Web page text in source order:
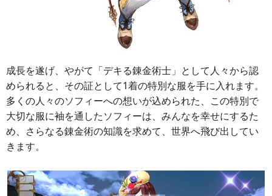
成長を遂げ、やがて「デキる錬金術士」として人々から認
められると、その証として1着の特別な服を手に入れます。
多くの人々のソフィーへの想いが込められた、この特別で
大切な服に袖を通したソフィーは、みんなを幸せにするた
め、さらなる錬金術の知識を求めて、世界へ飛び出してい
きます。